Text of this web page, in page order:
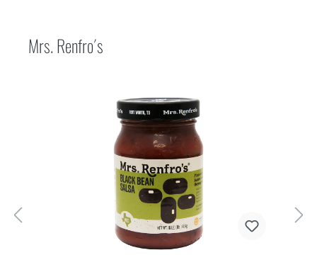
Mrs. Renfro´s